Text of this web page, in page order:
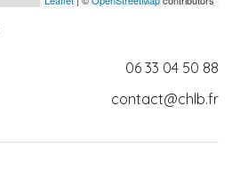
06 33 04 50 88
contact@chlb.fr